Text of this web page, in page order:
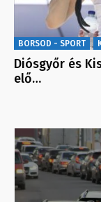
BORSOD - SPORT
Diósgyőr és
elő…